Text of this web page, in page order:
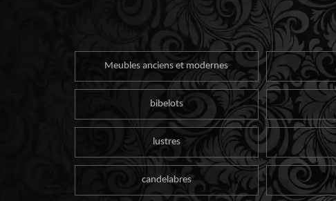
Meubles anciens et modernes
bibelots
lustres
candelabres